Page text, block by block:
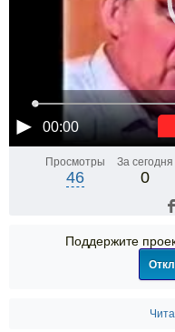
00:00
Просмотры
46
За сегодня
0
Поддержите